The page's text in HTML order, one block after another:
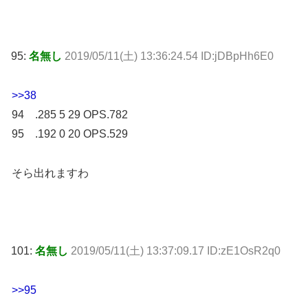
95: 名無し 2019/05/11(土) 13:36:24.54 ID:jDBpHh6E0
>>38
94 .285 5 29 OPS.782
95 .192 0 20 OPS.529
そら出れますわ
101: 名無し 2019/05/11(土) 13:37:09.17 ID:zE1OsR2q0
>>95